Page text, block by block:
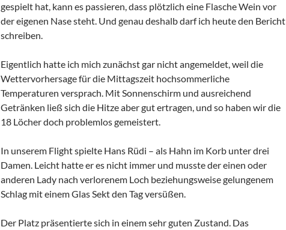
gespielt hat, kann es passieren, dass plötzlich eine Flasche Wein vor
der eigenen Nase steht. Und genau deshalb darf ich heute den Bericht
schreiben.
Eigentlich hatte ich mich zunächst gar nicht angemeldet, weil die
Wettervorhersage für die Mittagszeit hochsommerliche
Temperaturen versprach. Mit Sonnenschirm und ausreichend
Getränken ließ sich die Hitze aber gut ertragen, und so haben wir die
18 Löcher doch problemlos gemeistert.
In unserem Flight spielte Hans Rüdi – als Hahn im Korb unter drei
Damen. Leicht hatte er es nicht immer und musste der einen oder
anderen Lady nach verlorenem Loch beziehungsweise gelungenem
Schlag mit einem Glas Sekt den Tag versüßen.
Der Platz präsentierte sich in einem sehr guten Zustand. Das